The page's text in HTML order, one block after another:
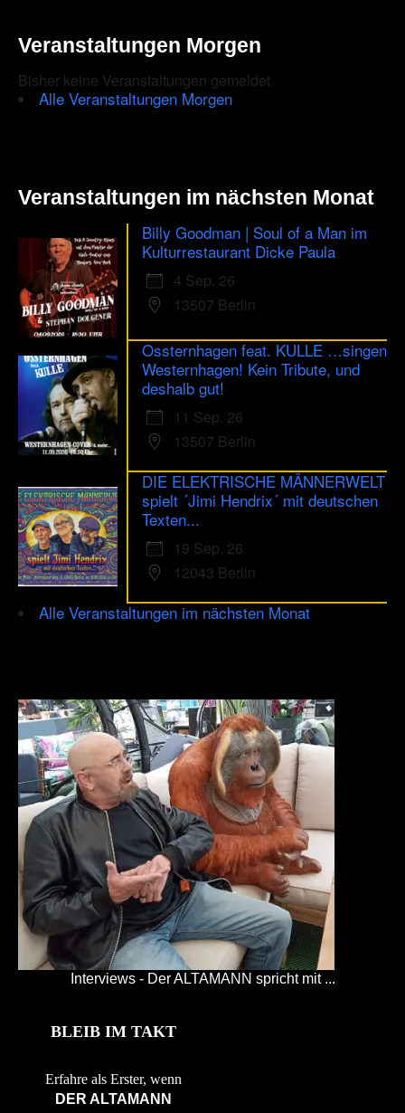
Veranstaltungen Morgen
Bisher keine Veranstaltungen gemeldet
Alle Veranstaltungen Morgen
Veranstaltungen im nächsten Monat
Billy Goodman | Soul of a Man im
Kulturrestaurant Dicke Paula
4 Sep. 26
13507 Berlin
Ossternhagen feat. KULLE …singen
Westernhagen! Kein Tribute, und
deshalb gut!
11 Sep. 26
13507 Berlin
DIE ELEKTRISCHE MÄNNERWELT
spielt ´Jimi Hendrix´ mit deutschen
Texten...
19 Sep. 26
12043 Berlin
Alle Veranstaltungen im nächsten Monat
Interviews - Der ALTAMANN spricht mit ...
BLEIB IM TAKT
Erfahre als Erster, wenn
DER ALTAMANN